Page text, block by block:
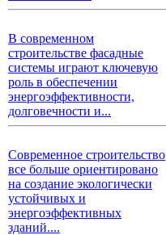
В современном
строительстве фасадные
системы играют ключевую
роль в обеспечении
энергоэффективности,
долговечности и...
Современное строительство
все больше ориентировано
на создание экологически
устойчивых и
энергоэффективных
зданий....